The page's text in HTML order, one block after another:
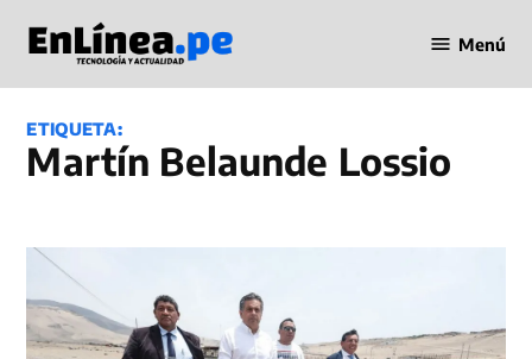
contenido
en Línea
Menú
ETIQUETA:
Martín Belaunde Lossio